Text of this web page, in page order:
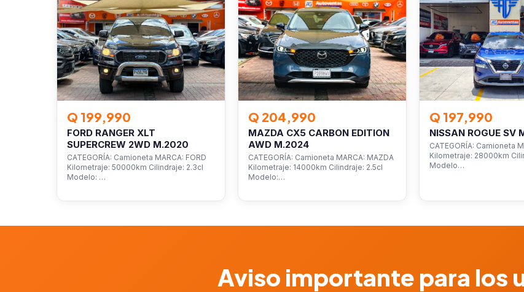
Q 199,990
FORD RANGER XLT
SUPERCREW 2WD M.2020
CATEGORÍA: Camioneta MARCA: FORD
Kilometraje: 50000km Cilindraje: 2.3cl
Modelo: …
Q 204,990
MAZDA CX5 CARBON EDITION
AWD M.2024
CATEGORÍA: Camioneta MARCA: MAZDA
Kilometraje: 14000km Cilindraje: 2.5cl
Modelo:…
Q 197,990
NISSAN ROGUE SV
CATEGORÍA: Camioneta
Kilometraje: 28000km
Modelo…
Aviso importante para los